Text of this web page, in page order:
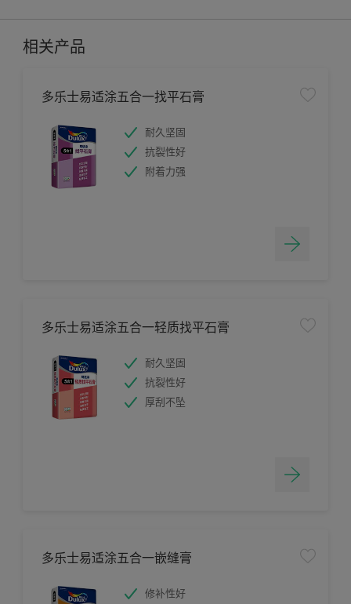
相关产品
多乐士易适涂五合一找平石膏
耐久坚固
抗裂性好
附着力强
多乐士易适涂五合一轻质找平石膏
耐久坚固
抗裂性好
厚刮不坠
多乐士易适涂五合一嵌缝膏
修补性好